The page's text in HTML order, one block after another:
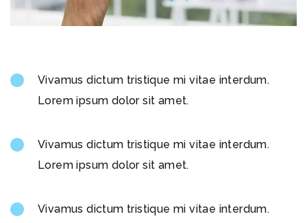
Vivamus dictum tristique mi vitae interdum.
Lorem ipsum dolor sit amet.
Vivamus dictum tristique mi vitae interdum.
Lorem ipsum dolor sit amet.
Vivamus dictum tristique mi vitae interdum.